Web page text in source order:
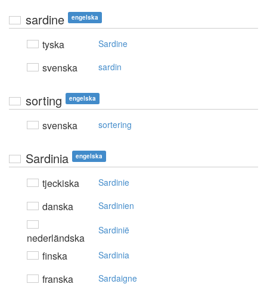
sardine engelska
tyska Sardine
svenska sardin
sorting engelska
svenska sortering
Sardinia engelska
tjeckiska Sardinie
danska Sardinien
nederländska
Sardinië
finska Sardinia
franska Sardaigne